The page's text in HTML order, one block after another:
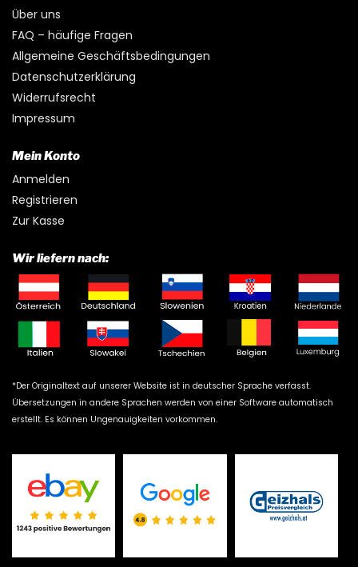
Über uns
FAQ – häufige Fragen
Allgemeine Geschäftsbedingungen
Datenschutzerklärung
Widerrufsrecht
Impressum
Mein Konto
Anmelden
Registrieren
Zur Kasse
Wir liefern nach:
*Der Originaltext auf unserer Website ist in deutscher Sprache verfasst.
Übersetzungen in andere Sprachen werden von einer Software automatisch
erstellt. Es können Ungenauigkeiten vorkommen.